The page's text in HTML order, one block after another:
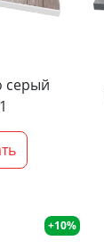
серый
+10%